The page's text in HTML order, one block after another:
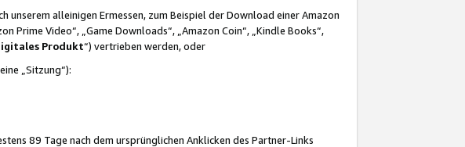
alleinigen Ermessen, zum Beispiel der Download einer Amazon
Prime Video“, „Game Downloads“, „Amazon Coin“, „Kindle Books“,
Produkt“) vertrieben werden, oder
„Sitzung“):
89 Tage nach dem ursprünglichen Anklicken des Partner-Links